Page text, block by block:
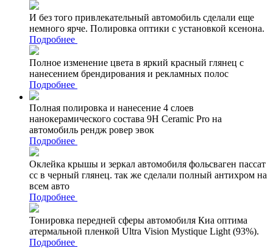
И без того привлекательный автомобиль сделали еще
немного ярче. Полировка оптики с установкой ксенона.
Подробнее
Полное изменение цвета в яркий красный глянец с
нанесением брендирования и рекламных полос
Подробнее
Полная полировка и нанесение 4 слоев
нанокерамического состава 9Н Ceramic Pro на
автомобиль рендж ровер эвок
Подробнее
Оклейка крышы и зеркал автомобиля фольсваген пассат
сс в черный глянец. так же сделали полный антихром на
всем авто
Подробнее
Тонировка передней сферы автомобиля Киа оптима
атермальной пленкой Ultra Vision Mystique Light (93%).
Подробнее